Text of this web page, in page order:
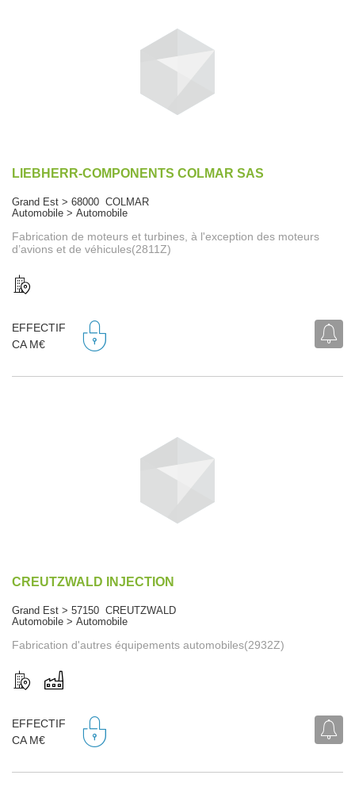
LIEBHERR-COMPONENTS COLMAR SAS
Grand Est > 68000 COLMAR
Automobile > Automobile
Fabrication de moteurs et turbines, à l'exception des moteurs
d’avions et de véhicules(2811Z)
EFFECTIF
CA M€
CREUTZWALD INJECTION
Grand Est > 57150 CREUTZWALD
Automobile > Automobile
Fabrication d'autres équipements automobiles(2932Z)
EFFECTIF
CA M€